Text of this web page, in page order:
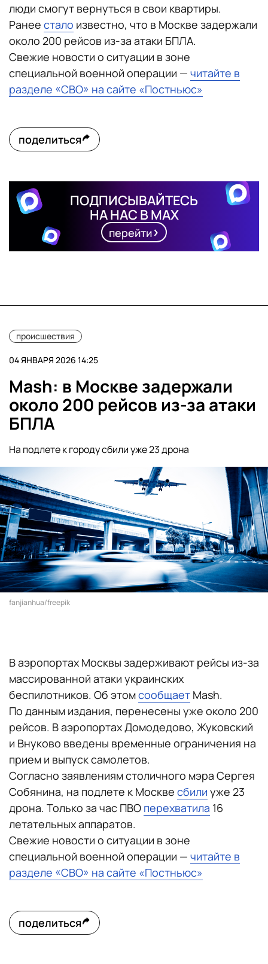
люди смогут вернуться в свои квартиры.
Ранее стало известно, что в Москве задержали
около 200 рейсов из-за атаки БПЛА.
Свежие новости о ситуации в зоне
специальной военной операции — читайте в
разделе «СВО» на сайте «Постньюс»
поделиться
ПОДПИСЫВАЙТЕСЬ
НА НАС В MAX
перейти
происшествия
04 ЯНВАРЯ 2026 14:25
Mash: в Москве задержали
около 200 рейсов из-за атаки
БПЛА
На подлете к городу сбили уже 23 дрона
fanjianhua/freepik
В аэропортах Москвы задерживают рейсы из-за
массированной атаки украинских
беспилотников. Об этомсообщает Mash.
По данным издания, перенесены уже около 200
рейсов. В аэропортах Домодедово, Жуковский
и Внуково введены временные ограничения на
прием и выпуск самолетов.
Согласно заявлениям столичного мэра Сергея
Собянина, на подлете к Москве сбили уже 23
дрона. Только за час ПВО перехватила 16
летательных аппаратов.
Свежие новости о ситуации в зоне
специальной военной операции — читайте в
разделе «СВО» на сайте «Постньюс»
поделиться